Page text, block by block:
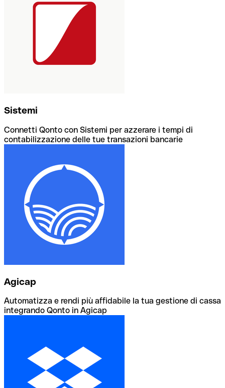
Sistemi
Connetti Qonto con Sistemi per azzerare i tempi di
contabilizzazione delle tue transazioni bancarie
Agicap
Automatizza e rendi più affidabile la tua gestione di cassa
integrando Qonto in Agicap